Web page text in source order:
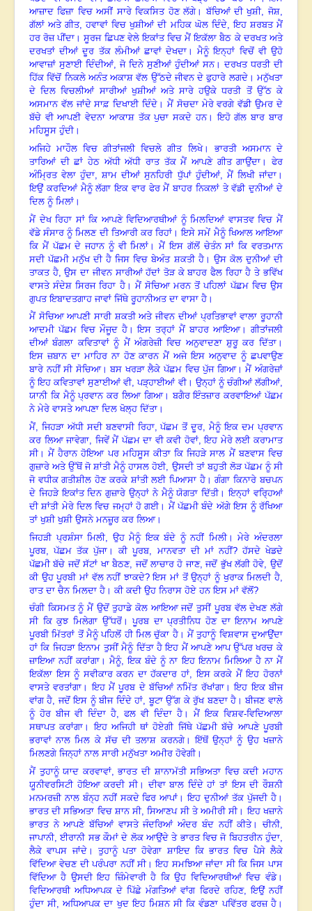
ਆਜ਼ਾਦ ਫਿਜ਼ਾ ਵਿਚ ਅਸੀਂ ਸਾਰੇ ਵਿਕਸਿਤ ਹੋਣ ਲੱਗੇ। ਬੱਚਿਆਂ ਦੀ ਖੁਸ਼ੀ, ਜੋਸ਼,
ਗੱਲਾਂ ਅਤੇ ਗੀਤ,ਹਵਾਵਾਂ ਵਿਚ ਖੁਸ਼ੀਆਂ ਦੀ ਮਹਿਕ ਘੋਲ ਦਿੰਦੇ,ਇਹ ਸ਼ਰਬਤ ਮੈਂ
ਹਰ ਰੋਜ਼ ਪੀਂਦਾ। ਸੂਰਜ ਛਿਪਣ ਵੇਲੇ ਇਕਾਂਤ ਵਿਚ ਮੈਂ ਇਕੱਲਾ ਬੈਠ ਕੇ ਦਰਖਤ ਅਤੇ
ਦਰਖਤਾਂ ਦੀਆਂ ਦੂਰ ਤੱਕ ਲੰਮੀਆਂ ਛਾਵਾਂ ਦੇਖਦਾ। ਮੈਨੂੰ ਇਨ੍ਹਾਂ ਵਿਚੋਂ ਵੀ ਉਹੋ
ਆਵਾਜ਼ਾਂ ਸੁਣਾਈ ਦਿੰਦੀਆਂ, ਜੋ ਦਿਨੇ ਸੁਣੀਆਂ ਹੁੰਦੀਆਂ ਸਨ। ਦਰਖਤ ਧਰਤੀ ਦੀ
ਹਿੱਕ ਵਿੱਚੋਂ ਨਿਕਲੇ ਅਨੰਤ ਅਕਾਸ਼ ਵੱਲ ਉੱਠਦੇ ਜੀਵਨ ਦੇ ਫੁਹਾਰੇ ਲਗਦੇ। ਮਨੁੱਖਤਾ
ਦੇ ਦਿਲ ਵਿਚਲੀਆਂ ਸਾਰੀਆਂ ਖੁਸ਼ੀਆਂ ਅਤੇ ਸਾਰੇ ਹਉਕੇ ਧਰਤੀ ਤੋਂ ਉੱਠ ਕੇ
ਅਸਮਾਨ ਵੱਲ ਜਾਂਦੇ ਸਾਫ਼ ਦਿਖਾਈ ਦਿੰਦੇ। ਮੈਂ ਸੋਚਦਾ ਮੇਰੇ ਵਰਗੇ ਵੱਡੀ ਉਮਰ ਦੇ
ਬੱਚੇ ਵੀ ਆਪਣੀ ਵੇਦਨਾ ਆਕਾਸ਼ ਤੱਕ ਪੁਚਾ ਸਕਦੇ ਹਨ। ਇਹੋ ਗੱਲ ਬਾਰ ਬਾਰ
ਮਹਿਸੂਸ ਹੁੰਦੀ।
ਅਜਿਹੇ ਮਾਹੌਲ ਵਿਚ ਗੀਤਾਂਜਲੀ ਵਿਚਲੇ ਗੀਤ ਲਿਖੇ। ਭਾਰਤੀ ਅਸਮਾਨ ਦੇ
ਤਾਰਿਆਂ ਦੀ ਛਾਂ ਹੇਠ ਅੱਧੀ ਅੱਧੀ ਰਾਤ ਤੱਕ ਮੈਂ ਆਪਣੇ ਗੀਤ ਗਾਉਂਦਾ। ਫੇਰ
ਅੰਮ੍ਰਿਤ ਵੇਲਾ ਹੁੰਦਾ,ਸ਼ਾਮ ਦੀਆਂ ਸੁਨਹਿਰੀ ਧੁੱਪਾਂ ਹੁੰਦੀਆਂ, ਮੈਂ ਲਿਖੀ ਜਾਂਦਾ।
ਇਉਂ ਕਰਦਿਆਂ ਮੈਨੂੰ ਲੱਗਾ ਇਕ ਵਾਰ ਫੇਰ ਮੈਂ ਬਾਹਰ ਨਿਕਲਾਂ ਤੇ ਵੱਡੀ ਦੁਨੀਆਂ ਦੇ
ਦਿਲ ਨੂੰ ਮਿਲਾਂ।
ਮੈਂ ਦੇਖ ਰਿਹਾ ਸਾਂ ਕਿ ਆਪਣੇ ਵਿਦਿਆਰਥੀਆਂ ਨੂੰ ਮਿਲਦਿਆਂ ਵਾਸਤਵ ਵਿਚ ਮੈਂ
ਵੱਡੇ ਸੰਸਾਰ ਨੂੰ ਮਿਲਣ ਦੀ ਤਿਆਰੀ ਕਰ ਰਿਹਾਂ। ਇਸੇ ਸਮੇਂ ਮੈਨੂੰ ਖਿਆਲ ਆਇਆ
ਕਿ ਮੈਂ ਪੱਛਮ ਦੇ ਜਹਾਨ ਨੂੰ ਵੀ ਮਿਲਾਂ। ਮੈਂ ਇਸ ਗੱਲੋਂ ਚੇਤੰਨ ਸਾਂ ਕਿ ਵਰਤਮਾਨ
ਸਦੀ ਪੱਛਮੀ ਮਨੁੱਖ ਦੀ ਹੈ ਜਿਸ ਵਿਚ ਬੇਅੰਤ ਸ਼ਕਤੀ ਹੈ। ਉਸ ਕੋਲ ਦੁਨੀਆਂ ਦੀ
ਤਾਕਤ ਹੈ,ਉਸ ਦਾ ਜੀਵਨ ਸਾਰੀਆਂ ਹੱਦਾਂ ਤੋੜ ਕੇ ਬਾਹਰ ਫੈਲ ਰਿਹਾ ਹੈ ਤੇ ਭਵਿੱਖ
ਵਾਸਤੇ ਸੰਦੇਸ਼ ਸਿਰਜ ਰਿਹਾ ਹੈ। ਮੈਂ ਸੋਚਿਆ ਮਰਨ ਤੋਂ ਪਹਿਲਾਂ ਪੱਛਮ ਵਿਚ ਉਸ
ਗੁਪਤ ਇਬਾਦਤਗਾਹ ਜਾਵਾਂ ਜਿੱਥੇ ਰੂਹਾਨੀਅਤ ਦਾ ਵਾਸਾ ਹੈ।
ਮੈਂ ਸੋਚਿਆ ਆਪਣੀ ਸਾਰੀ ਸ਼ਕਤੀ ਅਤੇ ਜੀਵਨ ਦੀਆਂ ਪ੍ਰਤਿਭਾਵਾਂ ਵਾਲਾ ਰੂਹਾਨੀ
ਆਦਮੀ ਪੱਛਮ ਵਿਚ ਮੌਜੂਦ ਹੈ। ਇਸ ਤਰ੍ਹਾਂ ਮੈਂ ਬਾਹਰ ਆਇਆ। ਗੀਤਾਂਜਲੀ
ਦੀਆਂ ਬੰਗਲਾ ਕਵਿਤਾਵਾਂ ਨੂੰ ਮੈਂ ਅੰਗਰੇਜ਼ੀ ਵਿਚ ਅਨੁਵਾਦਣਾ ਸ਼ੁਰੂ ਕਰ ਦਿੱਤਾ।
ਇਸ ਜ਼ਬਾਨ ਦਾ ਮਾਹਿਰ ਨਾ ਹੋਣ ਕਾਰਨ ਮੈਂ ਅਜੇ ਇਸ ਅਨੁਵਾਦ ਨੂੰ ਛਪਵਾਉਣ
ਬਾਰੇ ਨਹੀਂ ਸੀ ਸੋਚਿਆ। ਬਸ ਖਰੜਾ ਲੈਕੇ ਪੱਛਮ ਵਿਚ ਪੁੱਜ ਗਿਆ। ਮੈਂ ਅੰਗਰੇਜ਼ਾਂ
ਨੂੰ ਇਹ ਕਵਿਤਾਵਾਂ ਸੁਣਾਈਆਂ ਵੀ, ਪੜ੍ਹਾਈਆਂ ਵੀ। ਉਨ੍ਹਾਂ ਨੂੰ ਚੰਗੀਆਂ ਲੱਗੀਆਂ,
ਯਾਨੀ ਕਿ ਮੈਨੂੰ ਪ੍ਰਵਾਨ ਕਰ ਲਿਆ ਗਿਆ। ਬਗੈਰ ਇੰਤਜ਼ਾਰ ਕਰਵਾਇਆਂ ਪੱਛਮ
ਨੇ ਮੇਰੇ ਵਾਸਤੇ ਆਪਣਾ ਦਿਲ ਖੋਲ੍ਹ ਦਿੱਤਾ।
ਮੈਂ, ਜਿਹੜਾ ਅੱਧੀ ਸਦੀ ਬਣਵਾਸੀ ਰਿਹਾ,ਪੱਛਮ ਤੋਂ ਦੂਰ,ਮੈਨੂੰ ਇਕ ਦਮ ਪ੍ਰਵਾਨ
ਕਰ ਲਿਆ ਜਾਵੇਗਾ, ਜਿਵੇਂ ਮੈਂ ਪੱਛਮ ਦਾ ਵੀ ਕਵੀ ਹੋਵਾਂ, ਇਹ ਮੇਰੇ ਲਈ ਕਰਾਮਾਤ
ਸੀ। ਮੈਂ ਹੈਰਾਨ ਹੋਇਆ ਪਰ ਮਹਿਸੂਸ ਕੀਤਾ ਕਿ ਜਿਹੜੇ ਸਾਲ ਮੈਂ ਬਣਵਾਸ ਵਿਚ
ਗੁਜ਼ਾਰੇ ਅਤੇ ਉੱਥੋਂ ਜੋ ਸ਼ਾਂਤੀ ਮੈਨੂੰ ਹਾਸਲ ਹੋਈ, ਉਸਦੀ ਤਾਂ ਬਹੁਤੀ ਲੋੜ ਪੱਛਮ ਨੂੰ ਸੀ
ਜੋ ਵਧੀਕ ਗਤੀਸ਼ੀਲ ਹੋਣ ਕਰਕੇ ਸ਼ਾਂਤੀ ਲਈ ਪਿਆਸਾ ਹੈ। ਗੰਗਾ ਕਿਨਾਰੇ ਬਚਪਨ
ਦੇ ਜਿਹੜੇ ਇਕਾਂਤ ਦਿਨ ਗੁਜ਼ਾਰੇ ਉਨ੍ਹਾਂ ਨੇ ਮੈਨੂੰ ਯੋਗਤਾ ਦਿੱਤੀ। ਇਨ੍ਹਾਂ ਵਰ੍ਹਿਆਂ
ਦੀ ਸ਼ਾਂਤੀ ਮੇਰੇ ਦਿਲ ਵਿਚ ਜਮ੍ਹਾਂ ਹੋ ਗਈ। ਮੈਂ ਪੱਛਮੀ ਬੰਦੇ ਅੱਗੇ ਇਸ ਨੂੰ ਰੱਖਿਆ
ਤਾਂ ਖੁਸ਼ੀ ਖੁਸ਼ੀ ਉਸਨੇ ਮਨਜ਼ੂਰ ਕਰ ਲਿਆ।
ਜਿਹੜੀ ਪ੍ਰਸ਼ੰਸਾ ਮਿਲੀ, ਉਹ ਮੈਨੂੰ ਇਕ ਬੰਦੇ ਨੂੰ ਨਹੀਂ ਮਿਲੀ। ਮੇਰੇ ਅੰਦਰਲਾ
ਪੂਰਬ,ਪੱਛਮ ਤੱਕ ਪੁੱਜਾ। ਕੀ ਪੂਰਬ, ਮਾਨਵਤਾ ਦੀ ਮਾਂ ਨਹੀਂ? ਹੱਸਦੇ ਖੇਡਦੇ
ਪੱਛਮੀ ਬੱਚੇ ਜਦੋਂ ਸੱਟਾਂ ਖਾ ਬੈਠਣ, ਜਦੋਂ ਲਾਚਾਰ ਹੋ ਜਾਣ,ਜਦੋਂ ਭੁੱਖ ਲੱਗੀ ਹੋਵੇ, ਉਦੋਂ
ਕੀ ਉਹ ਪੂਰਬੀ ਮਾਂ ਵੱਲ ਨਹੀਂ ਝਾਕਦੇ?ਇਸ ਮਾਂ ਤੋਂ ਉਨ੍ਹਾਂ ਨੂੰ ਖੁਰਾਕ ਮਿਲਦੀ ਹੈ,
ਰਾਤ ਦਾ ਚੈਨ ਮਿਲਦਾ ਹੈ। ਕੀ ਕਦੀ ਉਹ ਨਿਰਾਸ ਹੋਏ ਹਨ ਇਸ ਮਾਂ ਵੱਲੋਂ?
ਚੰਗੀ ਕਿਸਮਤ ਨੂੰ ਮੈਂ ਉਦੋਂ ਤੁਹਾਡੇ ਕੋਲ ਆਇਆ ਜਦੋਂ ਤੁਸੀਂ ਪੂਰਬ ਵੱਲ ਦੇਖਣ ਲੱਗੇ
ਸੀ ਕਿ ਕੁਝ ਮਿਲੇਗਾ ਉੱਧਰੋਂ। ਪੂਰਬ ਦਾ ਪ੍ਰਤੀਨਿਧ ਹੋਣ ਦਾ ਇਨਾਮ ਆਪਣੇ
ਪੂਰਬੀ ਮਿੱਤਰਾਂ ਤੋਂ ਮੈਨੂੰ ਪਹਿਲੋਂ ਹੀ ਮਿਲ ਚੁੱਕਾ ਹੈ। ਮੈਂ ਤੁਹਾਨੂੰ ਵਿਸ਼ਵਾਸ ਦੁਆਉਂਦਾ
ਹਾਂ ਕਿ ਜਿਹੜਾ ਇਨਾਮ ਤੁਸੀਂ ਮੈਨੂੰ ਦਿੱਤਾ ਹੈ ਇਹ ਮੈਂ ਆਪਣੇ ਆਪ ਉੱਪਰ ਖਰਚ ਕੇ
ਜ਼ਾਇਆ ਨਹੀਂ ਕਰਾਂਗਾ। ਮੈਨੂੰ,ਇਕ ਬੰਦੇ ਨੂੰ ਨਾ ਇਹ ਇਨਾਮ ਮਿਲਿਆ ਹੈ ਨਾ ਮੈਂ
ਇਕੱਲਾ ਇਸ ਨੂੰ ਸਵੀਕਾਰ ਕਰਨ ਦਾ ਹੱਕਦਾਰ ਹਾਂ, ਇਸ ਕਰਕੇ ਮੈਂ ਇਹ ਹੋਰਨਾਂ
ਵਾਸਤੇ ਵਰਤਾਂਗਾ। ਇਹ ਮੈਂ ਪੂਰਬ ਦੇ ਬੱਚਿਆਂਨਮਿੱਤ ਰੱਖਾਂਗਾ। ਇਹ ਇਕ ਬੀਜ
ਵਾਂਗ ਹੈ, ਜਦੋਂ ਇਸ ਨੂੰ ਬੀਜ ਦਿੰਦੇ ਹਾਂ, ਬੂਟਾ ਉੱਗ ਕੇ ਰੁੱਖ ਬਣਦਾ ਹੈ। ਬੀਜਣ ਵਾਲੇ
ਨੂੰ ਹੋਰ ਬੀਜ ਵੀ ਦਿੰਦਾ ਹੈ, ਫਲ ਵੀ ਦਿੰਦਾ ਹੈ। ਮੈਂ ਇਕ ਵਿਸ਼ਵ-ਵਿਦਿਆਲਾ
ਸਥਾਪਤ ਕਰਾਂਗਾ ।ਇਹ ਅਜਿਹੀ ਥਾਂ ਹੋਏਗੀ ਜਿੱਥੇ ਪੱਛਮੀ ਬੱਚੇ ਆਪਣੇ ਪੂਰਬੀ
ਭਰਾਵਾਂ ਨਾਲ ਮਿਲ ਕੇ ਸੱਚ ਦੀ ਤਲਾਸ਼ ਕਰਨਗੇ। ਇੱਥੋਂ ਉਨ੍ਹਾਂ ਨੂੰ ਉਹ ਖਜ਼ਾਨੇ
ਮਿਲਣਗੇ ਜਿਨ੍ਹਾਂ ਨਾਲ ਸਾਰੀ ਮਨੁੱਖਤਾ ਅਮੀਰ ਹੋਵੇਗੀ।
ਮੈਂ ਤੁਹਾਨੂੰ ਯਾਦ ਕਰਵਾਵਾਂ,ਭਾਰਤ ਦੀ ਸ਼ਾਨਾਮੱਤੀ ਸਭਿਅਤਾ ਵਿਚ ਕਦੀ ਮਹਾਨ
ਯੂਨੀਵਰਸਿਟੀ ਹੋਇਆ ਕਰਦੀ ਸੀ। ਦੀਵਾ ਬਾਲ ਦਿੰਦੇ ਹਾਂ ਤਾਂ ਇਸ ਦੀ ਰੌਸ਼ਨੀ
ਮਨਮਰਜ਼ੀ ਨਾਲ ਬੰਨ੍ਹ ਨਹੀਂ ਸਕਦੇ ਫਿਰ ਆਪਾਂ। ਇਹ ਦੁਨੀਆਂ ਤੱਕ ਪੁੱਜਦੀ ਹੈ।
ਭਾਰਤ ਦੀ ਸਭਿਅਤਾ ਵਿਚ ਸ਼ਾਨ ਸੀ,ਸਿਆਣਪ ਸੀ ਤੇ ਅਮੀਰੀ ਸੀ। ਇਹ ਖਜ਼ਾਨੇ
ਭਾਰਤ ਨੇ ਆਪਣੇ ਬੱਚਿਆਂ ਵਾਸਤੇ ਜੰਦਰਿਆਂ ਅੰਦਰ ਬੰਦ ਨਹੀਂ ਕੀਤੇ। ਚੀਨੀ,
ਜਾਪਾਨੀ,ਈਰਾਨੀ ਸਭ ਕੌਮਾਂ ਦੇ ਲੋਕ ਆਉਂਦੇ ਤੇ ਭਾਰਤ ਵਿਚ ਜੋ ਬਿਹਤਰੀਨ ਹੁੰਦਾ,
ਲੈਕੇ ਵਾਪਸ ਜਾਂਦੇ। ਤੁਹਾਨੂੰ ਪਤਾ ਹੋਵੇਗਾ ਸ਼ਾਇਦ ਕਿ ਭਾਰਤ ਵਿਚ ਪੈਸੇ ਲੈਕੇ
ਵਿੱਦਿਆ ਵੇਚਣ ਦੀ ਪਰੰਪਰਾ ਨਹੀਂ ਸੀ। ਇਹ ਸਮਝਿਆ ਜਾਂਦਾ ਸੀ ਕਿ ਜਿਸ ਪਾਸ
ਵਿੱਦਿਆ ਹੈ ਉਸਦੀ ਇਹ ਜ਼ਿੰਮੇਵਾਰੀ ਹੈ ਕਿ ਉਹ ਵਿਦਿਆਰਥੀਆਂ ਵਿਚ ਵੰਡੇ।
ਵਿਦਿਆਰਥੀ ਅਧਿਆਪਕ ਦੇ ਪਿੱਛੇ ਮੰਗਤਿਆਂ ਵਾਂਗ ਫਿਰਦੇ ਰਹਿਣ,ਇਉਂ ਨਹੀਂ
ਹੁੰਦਾ ਸੀ,ਅਧਿਆਪਕ ਦਾ ਖੁਦ ਇਹ ਮਿਸ਼ਨ ਸੀ ਕਿ ਵੰਡਣਾ ਪਵਿੱਤਰ ਫਰਜ਼ ਹੈ।